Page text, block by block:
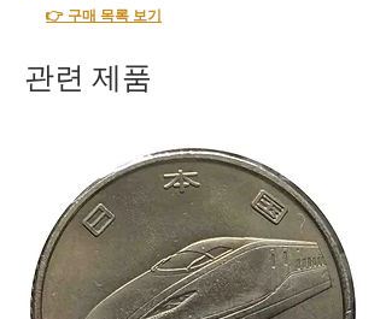
👉 구매 목록 보기
관련 제품